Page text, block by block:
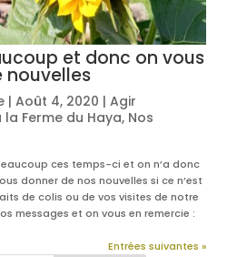
et donc on vous
nouvelles
| Août 4, 2020 | Agir
la Ferme du Haya, Nos
ces temps-ci et on n’a donc
donner de nos nouvelles si ce n’est
de colis ou de vos visites de notre
messages et on vous en remercie :
Entrées suivantes »